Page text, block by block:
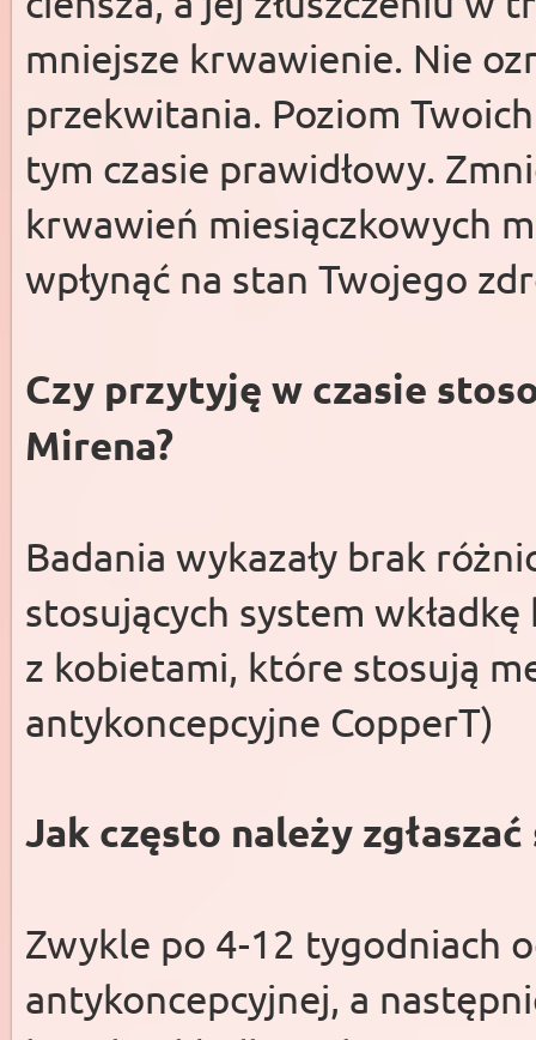
mniejsze krwawienie. Nie
przekwitania. Poziom
tym czasie prawidłowy.
krwawień miesiączkowych
wpłynąć na stan Twojego
Czy przytyję w czasie
Mirena?
Badania wykazały brak
stosujących system
z kobietami, które stosują
antykoncepcyjne CopperT)
Jak często należy
Zwykle po 4-12 tygodniach
antykoncepcyjnej, a